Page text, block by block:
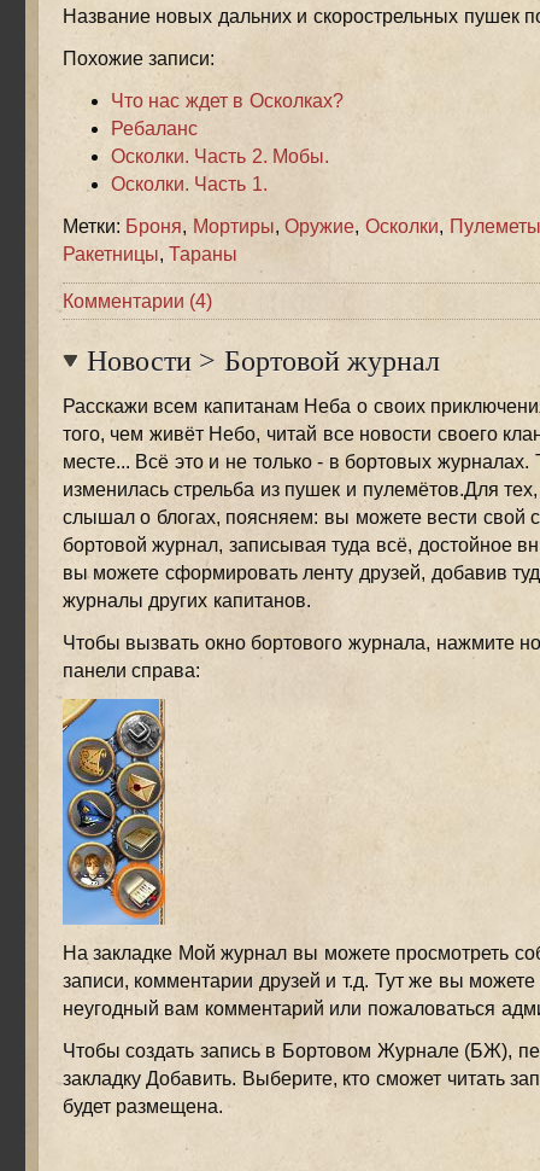
Название новых дальних и скорострельных пушек
Похожие записи:
Что нас ждет в Осколках?
Ребаланс
Осколки. Часть 2. Мобы.
Осколки. Часть 1.
Метки: Броня, Мортиры,Оружие, Осколки, Пулеметы
Ракетницы,Тараны
Комментарии (4)
Новости> Бортовой журнал
Расскажи всем капитанам Неба о своих
того, чем живёт Небо, читай все новости своего
месте... Всё это и не только - в бортовых журналах.
изменилась стрельба из пушек и пулемётов.Для тех,
слышал о блогах, поясняем: вы можете вести свой
бортовой журнал, записывая туда всё, достойное
вы можете сформировать ленту друзей, добавив
журналы других капитанов.
Чтобы вызвать окно бортового журнала, нажмите
панели справа:
На закладке Мой журнал вы можете просмотреть
записи, комментарии друзей и т.д. Тут же вы можете
неугодный вам комментарий или пожаловаться
Чтобы создать запись в Бортовом Журнале (БЖ),
закладку Добавить. Выберите, кто сможет читать
будет размещена.